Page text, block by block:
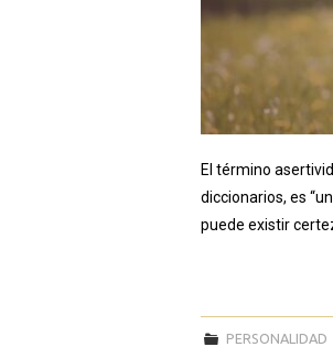
El término
diccionarios, es
puede existir
PERSONALIDAD